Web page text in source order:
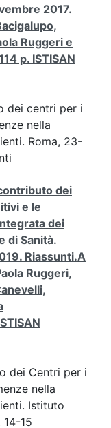
2017.
Ruggeri e
p. ISTISAN
dei centri per i
nella
Roma, 23-
dei
e le
dei
di Sanità.
Riassunti.A
Ruggeri,
dei Centri per i
nella
Istituto
15